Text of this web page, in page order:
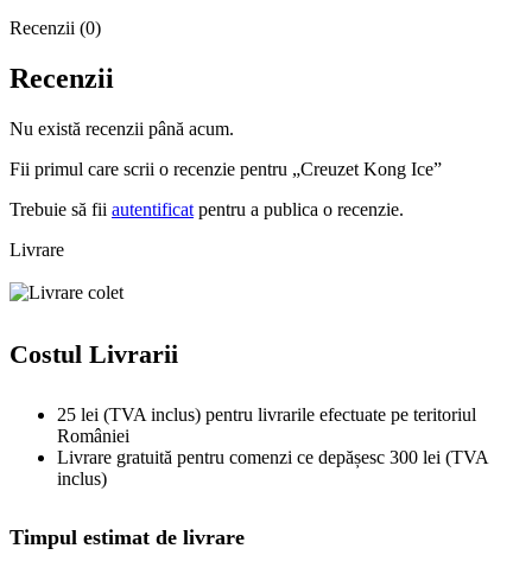
Recenzii (0)
Recenzii
Nu există recenzii până acum.
Fii primul care scrii o recenzie pentru „Creuzet Kong Ice”
Trebuie să fii autentificat pentru a publica o recenzie.
Livrare
Costul Livrarii
25 lei (TVA inclus) pentru livrarile efectuate pe teritoriul
României
Livrare gratuită pentru comenzi ce depășesc 300 lei (TVA
inclus)
Timpul estimat de livrare